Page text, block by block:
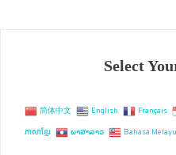
Select
简体中文 English Français
ភាសាខ្មែរ ພາສາລາວ Bahasa Melayu